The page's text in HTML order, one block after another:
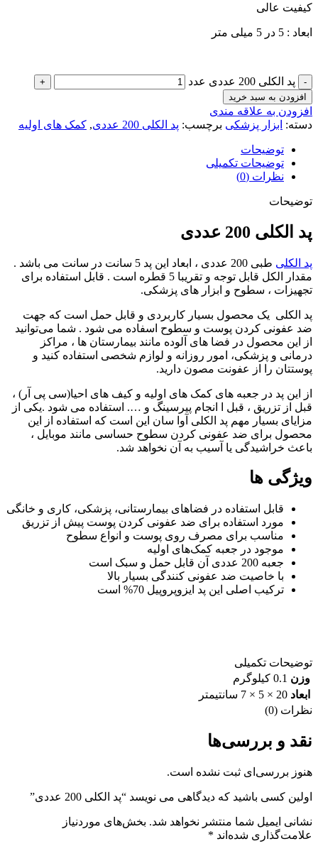
کیفیت عالی
ابعاد : 5 در 5 میلی متر
پد الکلی 200 عددی عدد
افزودن به سبد خرید
افزودن به علاقه مندی
دسته: ابزار پزشکی برچسب: پد الکلی 200 عددی , کمک های اولیه
توضیحات
توضیحات تکمیلی
نظرات (0)
توضیحات
پد الکلی 200 عددی
پد الکلی
طبی 200 عددی ، ابعاد این پد 5 سانت در سانت می باشد .
مقدار الکل قابل توجه و تقریبا 5 قطره است . قابل استفاده برای
تجهیزات ، سطوح و ابزار های پزشکی.
پد الکلی یک محصول بسیار کاربردی و قابل حمل است که جهت
ضد عفونی کردن پوست و سطوح اسفاده می شود . شما می‌توانید
از این محصول در فضا های آلوده مانند بیمارستان ها ، مراکز
درمانی و پزشکی، امور روزانه و لوازم شخصی استفاده کنید و
پوستتان را از عفونت مصون دارید.
از این پد در جعبه های کمک های اولیه و کیف های احیا(سی پی آر) ،
قبل از تزریق ، قبل ا انجام پیرسینگ و …. استفاده می شود .یکی از
مزایای بسیار مهم پد الکلی آوا سان این است که استفاده از این
محصول برای ضد عفونی کردن سطوح حساسی مانند موبایل ،
باعث خراشیدگی یا آسیب به آن نخواهد شد.
ویژگی ها
قابل استفاده در فضاهای بیمارستانی، پزشکی، کاری و خانگی
مورد استفاده برای ضد عفونی کردن پوست پیش از تزریق
مناسب برای مصرف روی پوست و انواع سطوح
موجود در جعبه کمک‌های اولیه
جعبه 200 عددی آن قابل حمل و سبک است
با خاصیت ضد عفونی کنندگی بسیار بالا
ترکیب اصلی این پد ایزوپروپیل 70% است
توضیحات تکمیلی
وزن 0.1 کیلوگرم
ابعاد 20 × 5 × 7 سانتیمتر
نظرات (0)
نقد و بررسی‌ها
هنوز بررسی‌ای ثبت نشده است.
اولین کسی باشید که دیدگاهی می نویسد “پد الکلی 200 عددی”
نشانی ایمیل شما منتشر نخواهد شد. بخش‌های موردنیاز
علامت‌گذاری شده‌اند *